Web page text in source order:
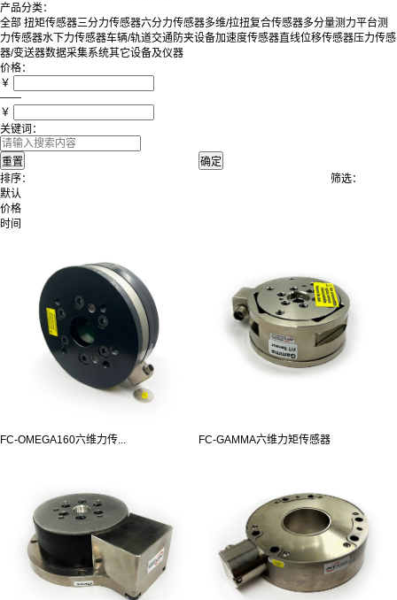
产品分类：
全部 扭矩传感器三分力传感器六分力传感器多维/拉扭复合传感器多分量测力平台测
力传感器水下力传感器车辆/轨道交通防夹设备加速度传感器直线位移传感器压力传感
器/变送器数据采集系统其它设备及仪器
价格：
￥
——
￥
关键词：
排序：
默认
价格
时间
筛选：
FC-OMEGA160六维力传... FC-GAMMA六维力矩传感器